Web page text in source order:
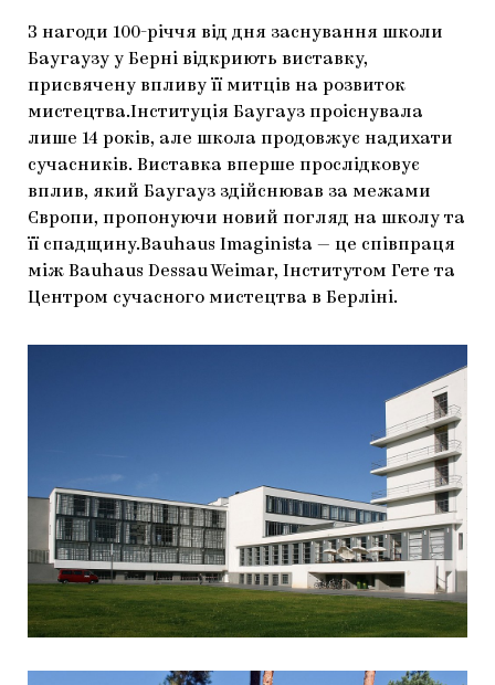
З нагоди 100-річчя від дня заснування школи
Баугаузу у Берні відкриють виставку,
присвячену впливу її митців на розвиток
мистецтва.Інституція Баугауз проіснувала
лише 14 років, але школа продовжує надихати
сучасників. Виставка вперше прослідковує
вплив, який Баугауз здійснював за межами
Європи, пропонуючи новий погляд на школу та
її спадщину.Bauhaus Imaginista — це співпраця
між Bauhaus Dessau Weimar, Інститутом Гете та
Центром сучасного мистецтва в Берліні.